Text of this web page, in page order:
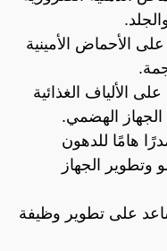
الأحماض الأمينية
الألياف الغذائية
الهضمي.
هامًا للدهون
وتطوير الجهاز
على تطوير وظيفة